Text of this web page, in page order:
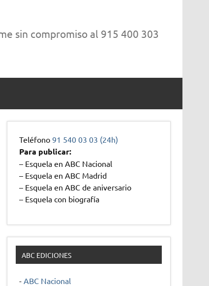
sin compromiso al 915 400 303
Teléfono91 540 03 03 (24h)
Para publicar:
– Esquela en ABC Nacional
– Esquela en ABC Madrid
– Esquela en ABC de aniversario
– Esquela con biografía
ABC EDICIONES
- ABC Nacional